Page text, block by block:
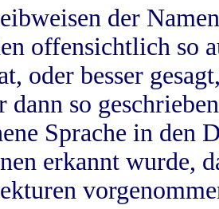
der
offensichtlich so
oder besser
dann so
Sprache in
erkannt wurde,